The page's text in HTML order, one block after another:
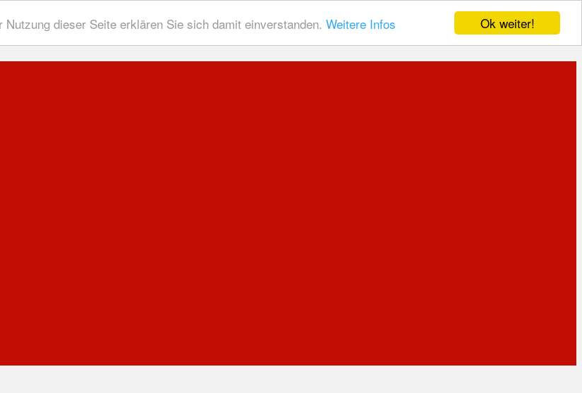
Ok weiter!
dieser Seite erklären Sie sich damit einverstanden. Weitere Infos